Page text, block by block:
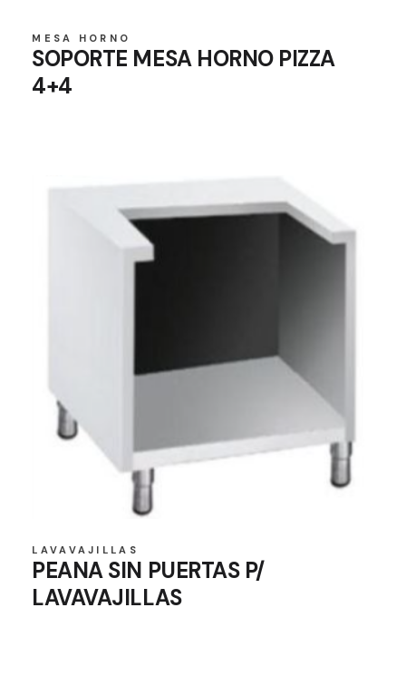
MESA HORNO
SOPORTE MESA HORNO PIZZA
4+4
LAVAVAJILLAS
PEANA SIN PUERTAS P/
LAVAVAJILLAS